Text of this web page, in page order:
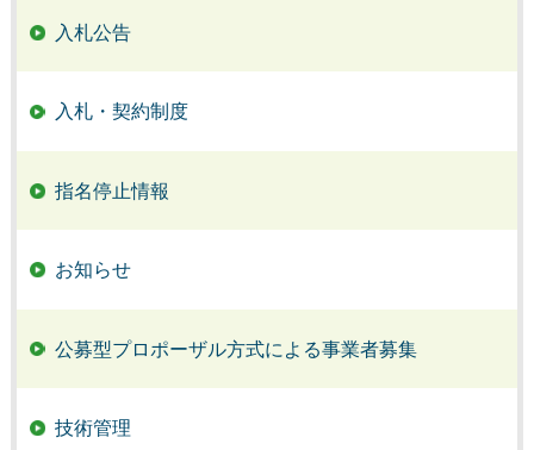
入札公告
入札・契約制度
指名停止情報
お知らせ
公募型プロポーザル方式による事業者募集
技術管理